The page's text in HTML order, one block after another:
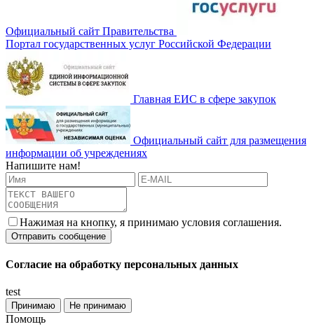
Официальный сайт Правительства
Портал государственных услуг Российской Федерации
Главная ЕИС в сфере закупок
Официальный сайт для размещения
информации об учреждениях
Напишите нам!
Нажимая на кнопку, я принимаю условия соглашения.
Согласие на обработку персональных данных
test
Принимаю Не принимаю
Помощь